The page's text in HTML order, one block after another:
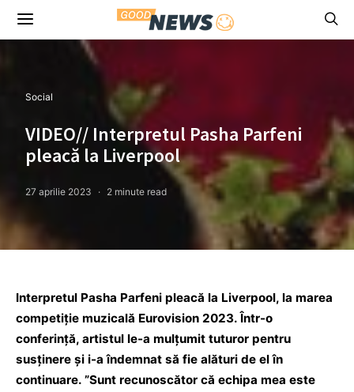
Social
VIDEO// Interpretul Pasha Parfeni
pleacă la Liverpool
27 aprilie 2023 2 minute read
Interpretul Pasha Parfeni pleacă la Liverpool, la marea
competiție muzicală Eurovision 2023. Într-o
conferință, artistul le-a mulțumit tuturor pentru
susținere și i-a îndemnat să fie alături de el în
continuare. ”Sunt recunoscător că echipa mea este